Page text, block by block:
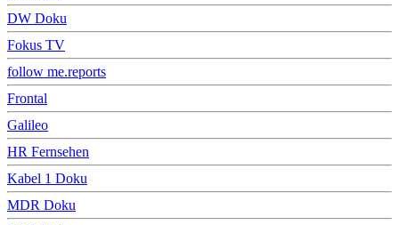
DW Doku
Fokus TV
follow me.reports
Frontal
Galileo
HR Fernsehen
Kabel 1 Doku
MDR Doku